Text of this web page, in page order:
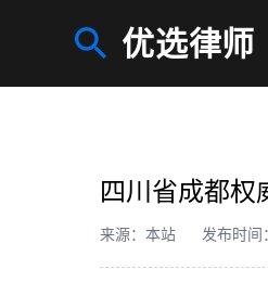
优选律师
四川省成都权
来源：本站 发布时